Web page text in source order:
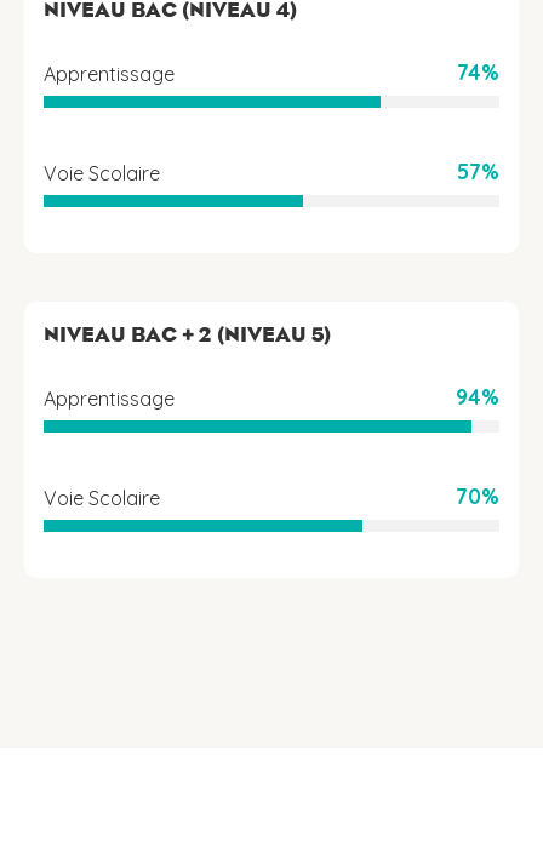
NIVEAU BAC (NIVEAU 4)
Apprentissage 74%
Voie Scolaire 57%
NIVEAU BAC + 2 (NIVEAU 5)
Apprentissage 94%
Voie Scolaire 70%